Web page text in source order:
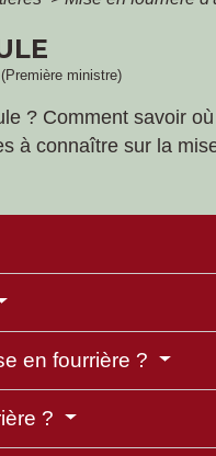
ministre)
? Comment savoir
à connaître sur la
en fourrière ?
?